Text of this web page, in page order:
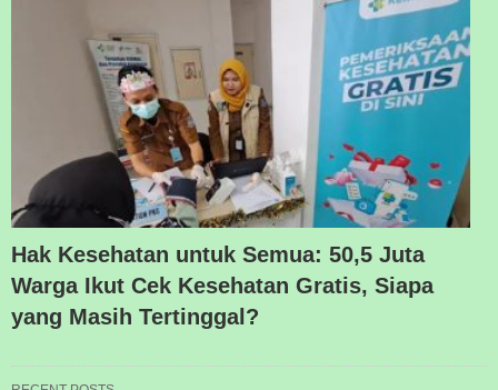
Hak Kesehatan untuk Semua: 50,5 Juta
Warga Ikut Cek Kesehatan Gratis, Siapa
yang Masih Tertinggal?